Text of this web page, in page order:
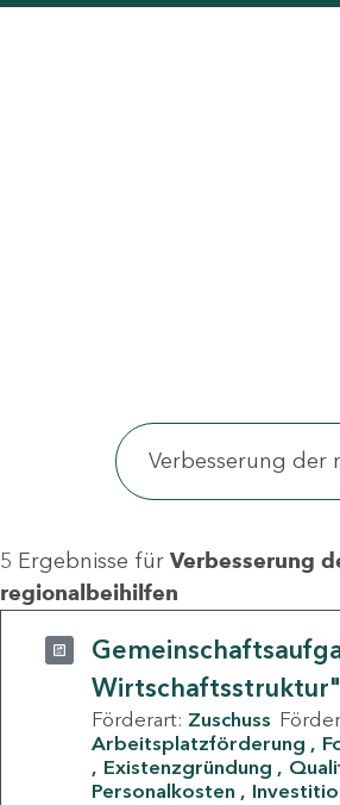
5 Ergebnisse für Verbesserung
regionalbeihilfen
Wirtschaftsstruktur"
Förderart: Zuschuss
Arbeitsplatzförderung
Existenzgründung
Personalkosten